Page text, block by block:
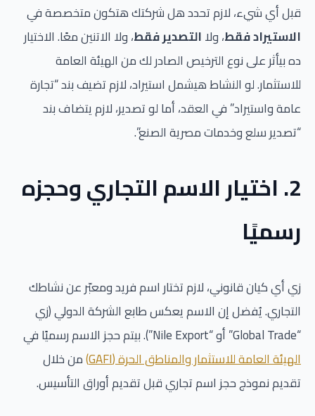
قبل أي شيء، لازم تحدد هل شركتك هتكون متخصصة في
الاستيراد فقط، ولاالتصدير فقط، ولا الاتنين معًا. الاختيار
ده بيأثر على نوع الترخيص الصادر لك من الهيئة العامة
للاستثمار. لو النشاط هيشمل استيراد، لازم تضيف بند “تجارة
عامة واستيراد” في العقد، أما لو تصدير، لازم يتضاف بند
“تصدير سلع وخدمات مصرية الصنع”.
2. اختيار الاسم التجاري وحجزه
رسميًا
زي أي كيان قانوني، لازم تختار اسم فريد ومعبّر عن نشاطك
التجاري. يُفضل إن الاسم يعكس طابع الشركة الدولي (زي
“Global Trade” أو “Nile Export”). بيتم حجز الاسم رسميًا في
الهيئة العامة للاستثمار والمناطق الحرة (GAFI)
من خلال
تقديم نموذج حجز اسم تجاري قبل تقديم أوراق التأسيس.